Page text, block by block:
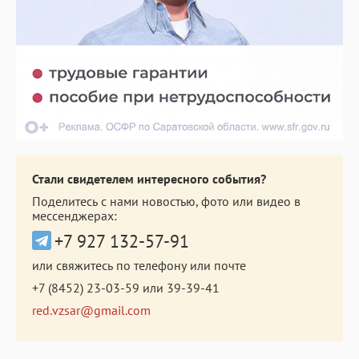
Стали свидетелем интересного события?
Поделитесь с нами новостью, фото или видео в
мессенджерах:
+7 927 132-57-91
или свяжитесь по телефону или почте
+7 (8452) 23-03-59 или 39-39-41
red.vzsar@gmail.com